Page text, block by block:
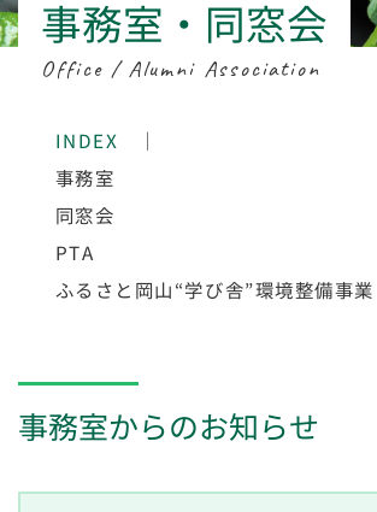
事務室・同窓会
Office / Alumni Association
INDEX
事務室
同窓会
PTA
ふるさと岡山“学び舎”環境整備事業
事務室からのお知らせ